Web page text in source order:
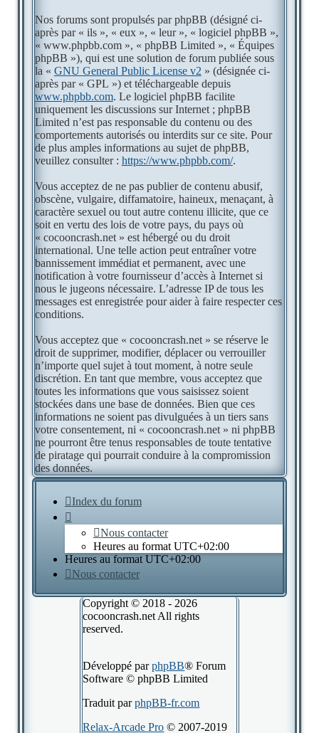
Nos forums sont propulsés par phpBB (désigné ci-
après par « ils », « eux », « leur », « logiciel phpBB »,
« www.phpbb.com », « phpBB Limited », « Équipes
phpBB »), qui est une solution de forum publiée sous
la « GNU General Public License v2 » (désignée ci-
après par « GPL ») et téléchargeable depuis
www.phpbb.com. Le logiciel phpBB facilite
uniquement les discussions sur Internet ; phpBB
Limited n’est pas responsable du contenu ou des
comportements autorisés ou interdits sur ce site. Pour
de plus amples informations au sujet de phpBB,
veuillez consulter : https://www.phpbb.com/.
Vous acceptez de ne pas publier de contenu abusif,
obscène, vulgaire, diffamatoire, haineux, menaçant, à
caractère sexuel ou tout autre contenu illicite, que ce
soit en vertu des lois de votre pays, du pays où
« cocooncrash.net » est hébergé ou du droit
international. Une telle action peut entraîner votre
bannissement immédiat et permanent, avec une
notification à votre fournisseur d’accès à Internet si
nous le jugeons nécessaire. L’adresse IP de tous les
messages est enregistrée pour aider à faire respecter ces
conditions.
Vous acceptez que « cocooncrash.net » se réserve le
droit de supprimer, modifier, déplacer ou verrouiller
n’importe quel sujet à tout moment, à notre seule
discrétion. En tant que membre, vous acceptez que
toutes les informations que vous saisissez soient
stockées dans une base de données. Bien que ces
informations ne soient pas divulguées à un tiers sans
votre consentement, ni « cocooncrash.net » ni phpBB
ne pourront être tenus responsables de toute tentative
de piratage qui pourrait conduire à la compromission
des données.
Index du forum
Nous contacter
Heures au format UTC+02:00
Heures au format UTC+02:00
Nous contacter
Copyright © 2018 - 2026
cocooncrash.net All rights
reserved.
Développé parphpBB® Forum
Software © phpBB Limited
Traduit parphpBB-fr.com
Relax-Arcade Pro © 2007-2019